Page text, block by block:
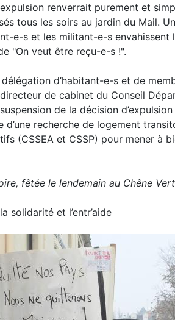
renverrait purement et
tous les soirs au jardin du Mail.
e-s et les militant-e-s envahissent
"On veut être reçu-e-s !".
délégation d’habitant-e-s et de
de cabinet du Conseil
de la décision d’expulsion
d’une recherche de logement
(CSSEA et CSSP) pour mener à
fêtée le lendemain au Chêne
solidarité et l’entr’aide